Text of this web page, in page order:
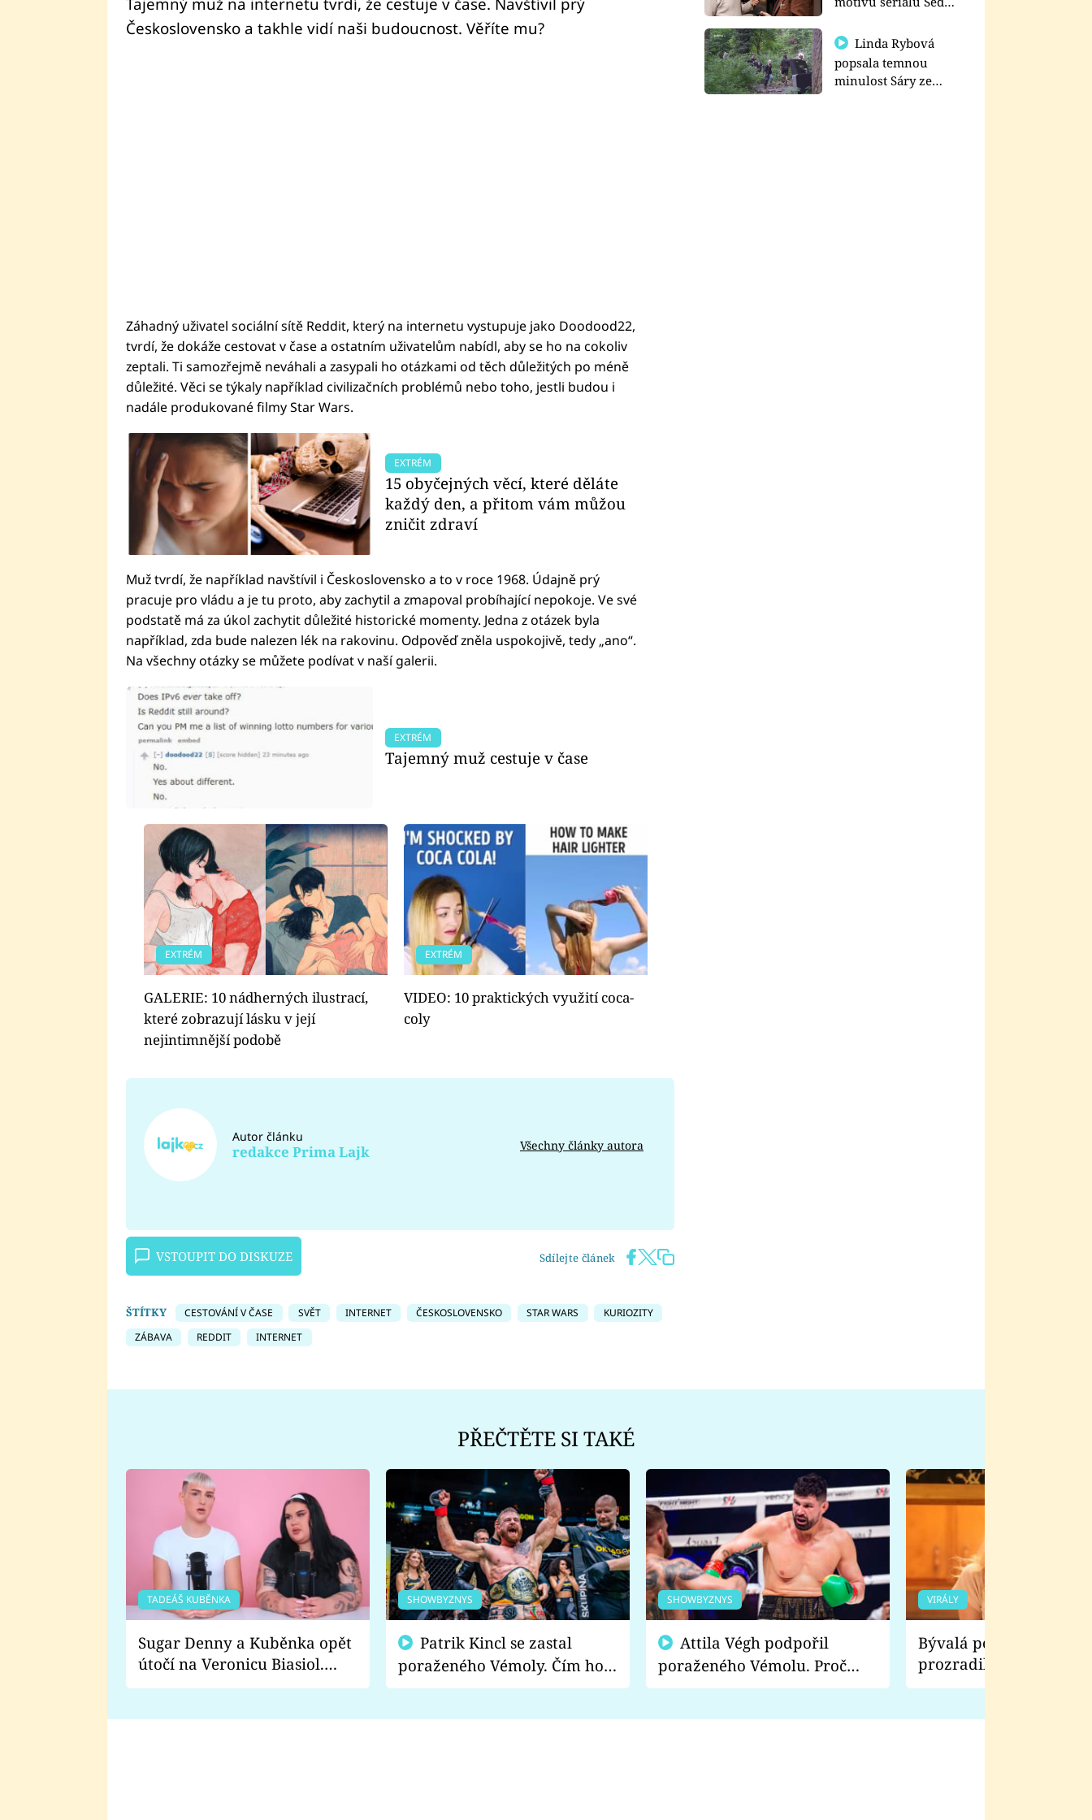
Československo a takhle vidí naši budoucnost. Věříte mu?
Záhadný uživatel sociální sítě Reddit, který na internetu vystupuje jako Doodood22,
tvrdí, že dokáže cestovat v čase a ostatním uživatelům nabídl, aby se ho na cokoliv
zeptali. Ti samozřejmě neváhali a zasypali ho otázkami od těch důležitých po méně
důležité. Věci se týkaly například civilizačních problémů nebo toho, jestli budou i
nadále produkované filmy Star Wars.
EXTRÉM
15 obyčejných věcí, které děláte
každý den, a přitom vám můžou
zničit zdraví
Muž tvrdí, že například navštívil i Československo a to v roce 1968. Údajně prý
pracuje pro vládu a je tu proto, aby zachytil a zmapoval probíhající nepokoje. Ve své
podstatě má za úkol zachytit důležité historické momenty. Jedna z otázek byla
například, zda bude nalezen lék na rakovinu. Odpověď zněla uspokojivě, tedy „ano“.
Na všechny otázky se můžete podívat v naší galerii.
EXTRÉM
Tajemný muž cestuje v čase
EXTRÉM
GALERIE: 10 nádherných ilustrací,
které zobrazují lásku v její
nejintimnější podobě
EXTRÉM
VIDEO: 10 praktických využití coca-
coly
Autor článku
redakce Prima Lajk Všechny články autora
VSTOUPIT DO DISKUZE Sdílejte článek
ŠTÍTKY CESTOVÁNÍ V ČASE SVĚT INTERNET ČESKOSLOVENSKO STAR WARS
KURIOZITY
ZÁBAVA
REDDIT INTERNET
Linda Rybová
popsala temnou
minulost Sáry ze
PŘEČTĚTE SI TAKÉ
TADEÁŠ KUBĚNKA
Sugar Denny a Kuběnka opět
útočí na Veronicu Biasiol.
Proč je podle nich falešná a
SHOWBYZNYS
poraženého Vémoly. Čím ho
fanoušci naštvali?
SHOWBYZNYS
poraženého Vémolu. Proč
chce raději zápasit s ním než
VIRÁLY
Bývalá pornoherečka
prozradila, co ji
natáčení Euforie.